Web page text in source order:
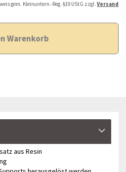
gem. Kleinuntern.-Reg. §19 UStG zzgl. Versand
Warenkorb
aus Resin